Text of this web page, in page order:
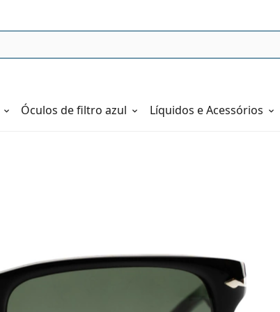
Óculos de filtro azul Líquidos e Acessórios